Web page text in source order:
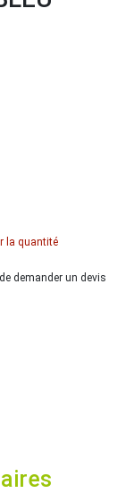
la quantité
demander un devis